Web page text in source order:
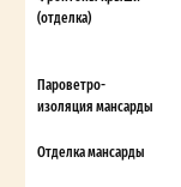
(отделка)
Пароветро-
изоляция мансарды
Отделка мансарды